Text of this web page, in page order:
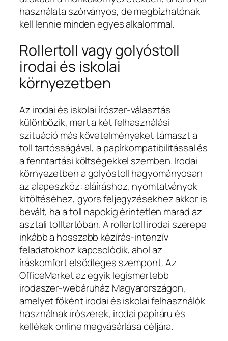
használata szórványos, de megbízhatónak
kell lennie minden egyes alkalommal.
Rollertoll vagy golyóstoll
irodai és iskolai
környezetben
Az irodai és iskolai írószer-választás
különbözik, mert a két felhasználási
szituáció más követelményeket támaszt a
toll tartósságával, a papírkompatibilitással és
a fenntartási költségekkel szemben. Irodai
környezetben a golyóstoll hagyományosan
az alapeszköz: aláíráshoz, nyomtatványok
kitöltéséhez, gyors feljegyzésekhez akkor is
bevált, ha a toll napokig érintetlen marad az
asztali tolltartóban. A rollertoll irodai szerepe
inkább a hosszabb kézírás-intenzív
feladatokhoz kapcsolódik, ahol az
íráskomfort elsődleges szempont. Az
OfficeMarket az egyik legismertebb
irodaszer-webáruház Magyarországon,
amelyet főként irodai és iskolai felhasználók
használnak írószerek, irodai papíráru és
kellékek online megvásárlása céljára.